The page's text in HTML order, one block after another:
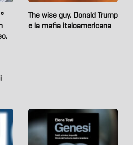
The wise guy, Donald Trump
e la mafia italoamericana